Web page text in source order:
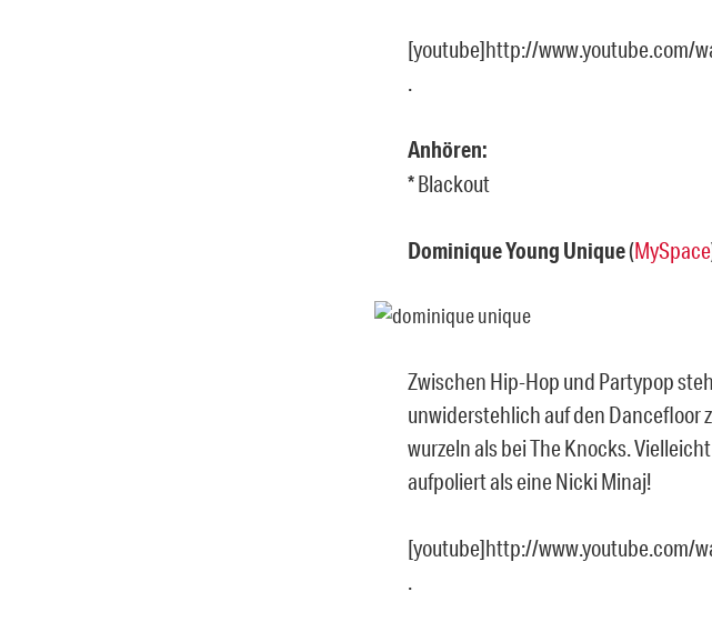
[youtube]http://www.youtube.com/
.
Anhören:
* Blackout
Dominique Young Unique(MySpace
Zwischen Hip-Hop und Partypop
unwiderstehlich auf den Dancefloor
wurzeln als bei The Knocks.
aufpoliert als eine Nicki Minaj!
[youtube]http://www.youtube.com/
.